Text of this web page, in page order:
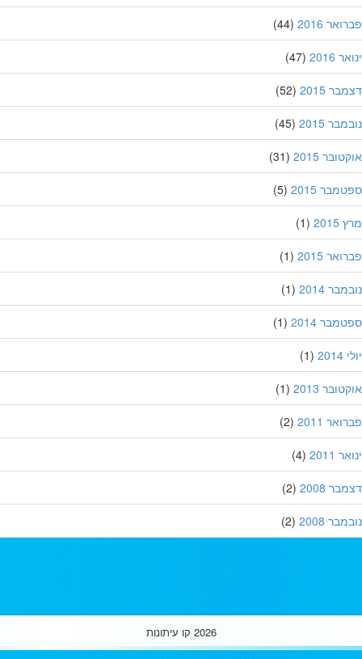
2016
(44)
2016
(47)
2015
(52)
2015
(45)
2015
(31)
2015
(5)
(1)
2015
(1)
2014
(1)
2014
(1)
(1)
2013
(1)
2011
(2)
2011
(4)
2008
(2)
2008
(2)
2026 קו עיתונות